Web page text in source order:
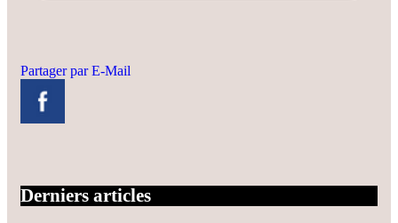
Partager par E-Mail
Derniers articles